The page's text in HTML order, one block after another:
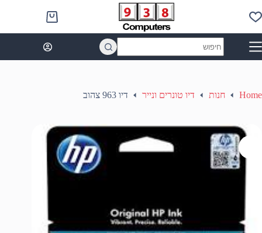
to
content
Shopping
cart
results
Home חנות דיו טונרים ונייר דיו 963 צהוב